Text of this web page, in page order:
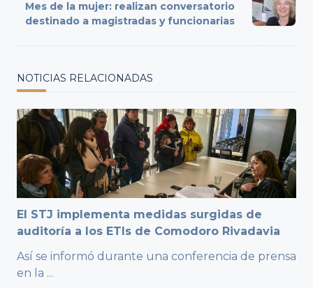
reader-
text">Page</span>
Mes de la mujer: realizan conversatorio
destinado a magistradas y funcionarias
NOTICIAS RELACIONADAS
El STJ implementa medidas surgidas de
auditoría a los ETIs de Comodoro Rivadavia
Así se informó durante una conferencia de prensa
en la ...